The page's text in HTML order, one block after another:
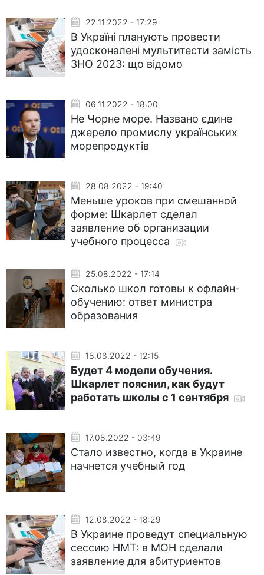
22.11.2022 - 17:29
В Україні планують провести
удосконалені мультитести замість
ЗНО 2023: що відомо
06.11.2022 - 18:00
Не Чорне море. Названо єдине
джерело промислу українських
морепродуктів
28.08.2022 - 19:40
Меньше уроков при смешанной
форме: Шкарлет сделал
заявление об организации
учебного процесса
25.08.2022 - 17:14
Сколько школ готовы к офлайн-
обучению: ответ министра
образования
18.08.2022 - 12:15
Будет 4 модели обучения.
Шкарлет пояснил, как будут
работать школы с 1 сентября
17.08.2022 - 03:49
Стало известно, когда в Украине
начнется учебный год
12.08.2022 - 18:29
В Украине проведут специальную
сессию НМТ: в МОН сделали
заявление для абитуриентов